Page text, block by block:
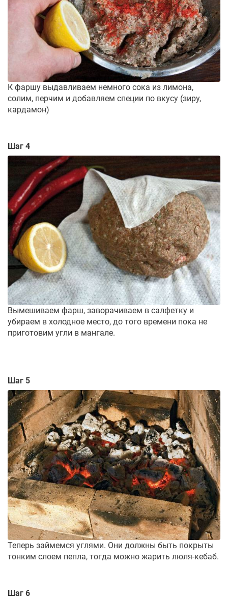
К фаршу выдавливаем немного сока из лимона,
солим, перчим и добавляем специи по вкусу (зиру,
кардамон)
Шаг 4
Вымешиваем фарш, заворачиваем в салфетку и
убираем в холодное место, до того времени пока не
приготовим угли в мангале.
Шаг 5
Теперь займемся углями. Они должны быть покрыты
тонким слоем пепла, тогда можно жарить люля-кебаб.
Шаг 6